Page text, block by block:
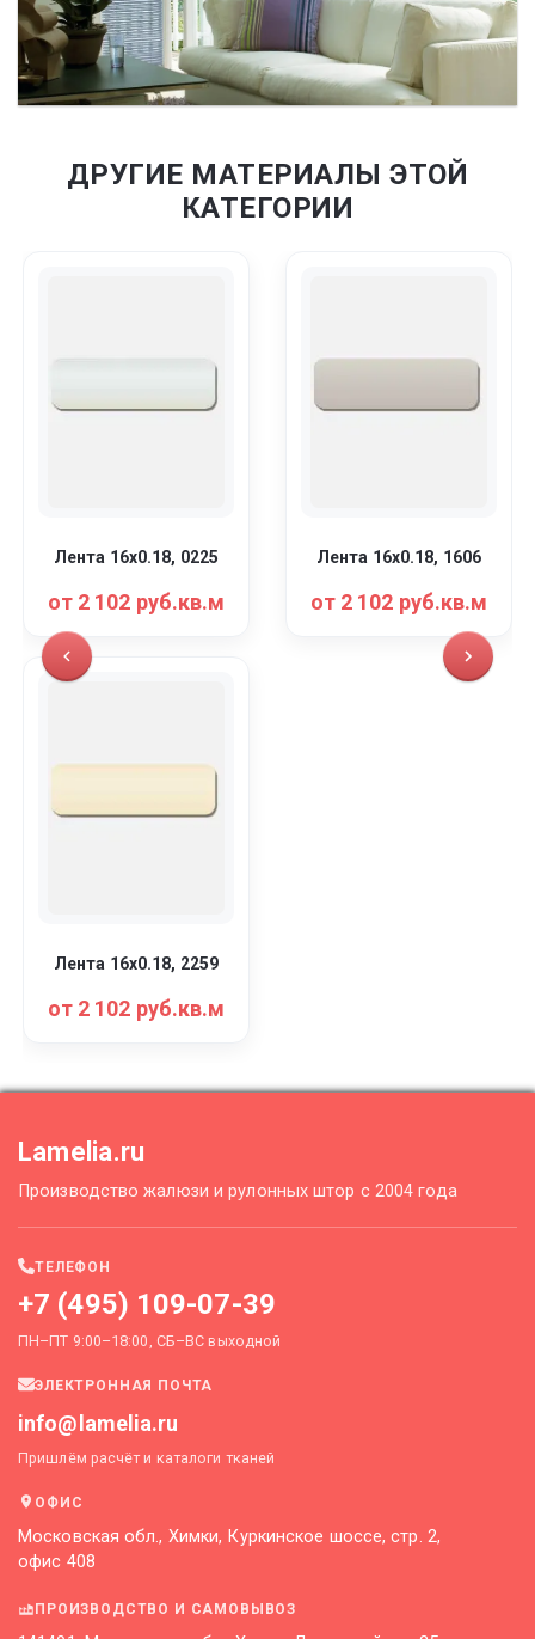
ДРУГИЕ МАТЕРИАЛЫ ЭТОЙ
КАТЕГОРИИ
Лента 16x0.18, 0225
от 2 102 руб.кв.м
Лента 16x0.18, 1606
от 2 102 руб.кв.м
Лента 16x0.18, 2259
от 2 102 руб.кв.м
Lamelia.ru
Производство жалюзи и рулонных штор с 2004 года
ТЕЛЕФОН
+7 (495) 109-07-39
ПН–ПТ 9:00–18:00, СБ–ВС выходной
ЭЛЕКТРОННАЯ ПОЧТА
info@lamelia.ru
Пришлём расчёт и каталоги тканей
ОФИС
Московская обл., Химки, Куркинское шоссе, стр. 2,
офис 408
ПРОИЗВОДСТВО И САМОВЫВОЗ